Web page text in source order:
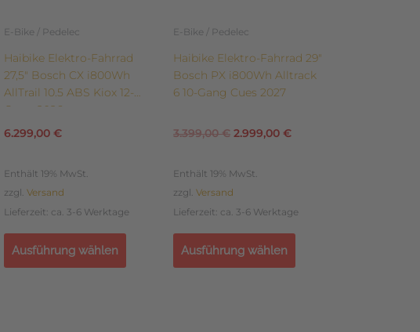
E-Bike / Pedelec
Haibike Elektro-Fahrrad
27,5″ Bosch CX i800Wh
AllTrail 10.5 ABS Kiox 12-
Gang 2026
6.299,00€
Enthält 19% MwSt.
zzgl.Versand
Lieferzeit: ca. 3-6 Werktage
Ausführung wählen
gewählt
werden
E-Bike / Pedelec
Haibike Elektro-Fahrrad 29″
Bosch PX i800Wh Alltrack
6 10-Gang Cues 2027
3.399,00€ 2.999,00€
Enthält 19% MwSt.
zzgl.Versand
Lieferzeit: ca. 3-6 Werktage
Ausführung wählen
gewählt
werden